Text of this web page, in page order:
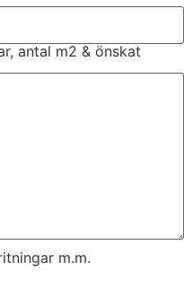
antal m2 & önskat
m.m.